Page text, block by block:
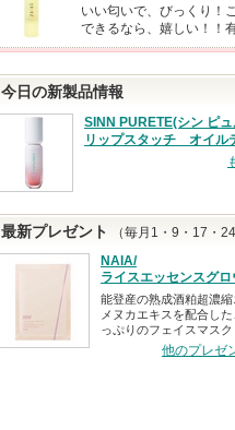
いい匂いで、びっくり！
できるなら、嬉しい！！
今日の新製品情報
SINN PURETE(シン ピ
リップスタッチ オイル
最新プレゼント
（毎月1・9・17・
NAIA/
ライスエッセンスグロ
能登産の熟成酒粕超濃縮
メヌカエキスを配合し
っぷりのフェイスマスク
他のプレゼ